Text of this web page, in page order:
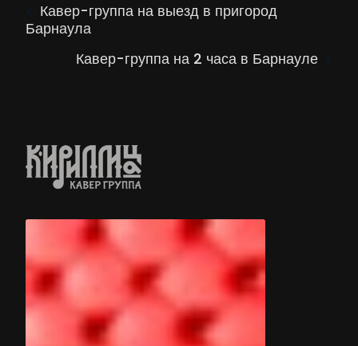
Кавер-группа на выезд в пригород
Барнаула
Кавер-группа на 2 часа в Барнауле